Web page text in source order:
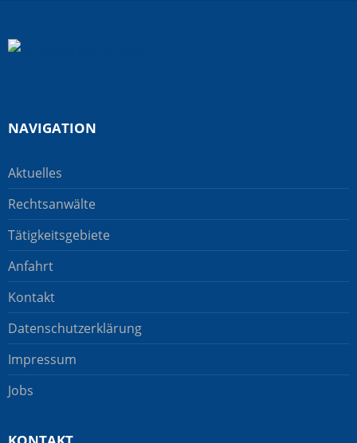
NAVIGATION
Aktuelles
Rechtsanwälte
Tätigkeitsgebiete
Anfahrt
Kontakt
Datenschutzerklärung
Impressum
Jobs